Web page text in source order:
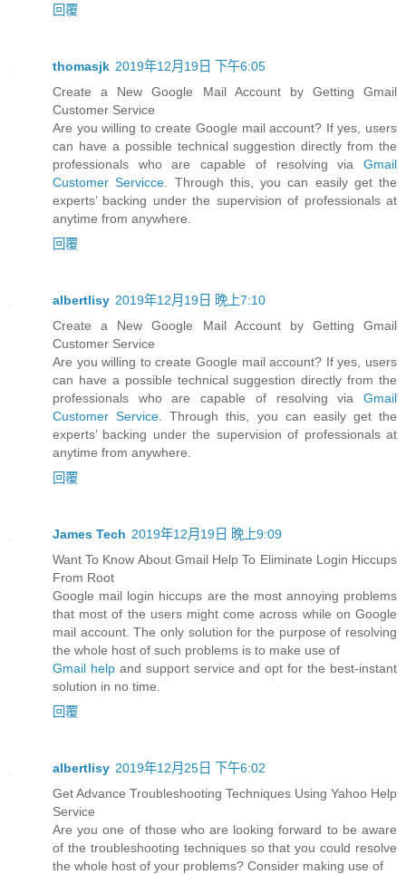
回覆
thomasjk 2019年12月19日 下午6:05
Create a New Google Mail Account by Getting Gmail
Customer Service
Are you willing to create Google mail account? If yes, users
can have a possible technical suggestion directly from the
professionals who are capable of resolving via Gmail
Customer Servicce . Through this, you can easily get the
experts’ backing under the supervision of professionals at
anytime from anywhere.
回覆
albertlisy 2019年12月19日 晚上7:10
Create a New Google Mail Account by Getting Gmail
Customer Service
Are you willing to create Google mail account? If yes, users
can have a possible technical suggestion directly from the
professionals who are capable of resolving via Gmail
Customer Service . Through this, you can easily get the
experts’ backing under the supervision of professionals at
anytime from anywhere.
回覆
James Tech 2019年12月19日 晚上9:09
Want To Know About Gmail Help To Eliminate Login Hiccups
From Root
Google mail login hiccups are the most annoying problems
that most of the users might come across while on Google
mail account. The only solution for the purpose of resolving
the whole host of such problems is to make use of
Gmail helpand support service and opt for the best-instant
solution in no time.
回覆
albertlisy 2019年12月25日 下午6:02
Get Advance Troubleshooting Techniques Using Yahoo Help
Service
Are you one of those who are looking forward to be aware
of the troubleshooting techniques so that you could resolve
the whole host of your problems? Consider making use of